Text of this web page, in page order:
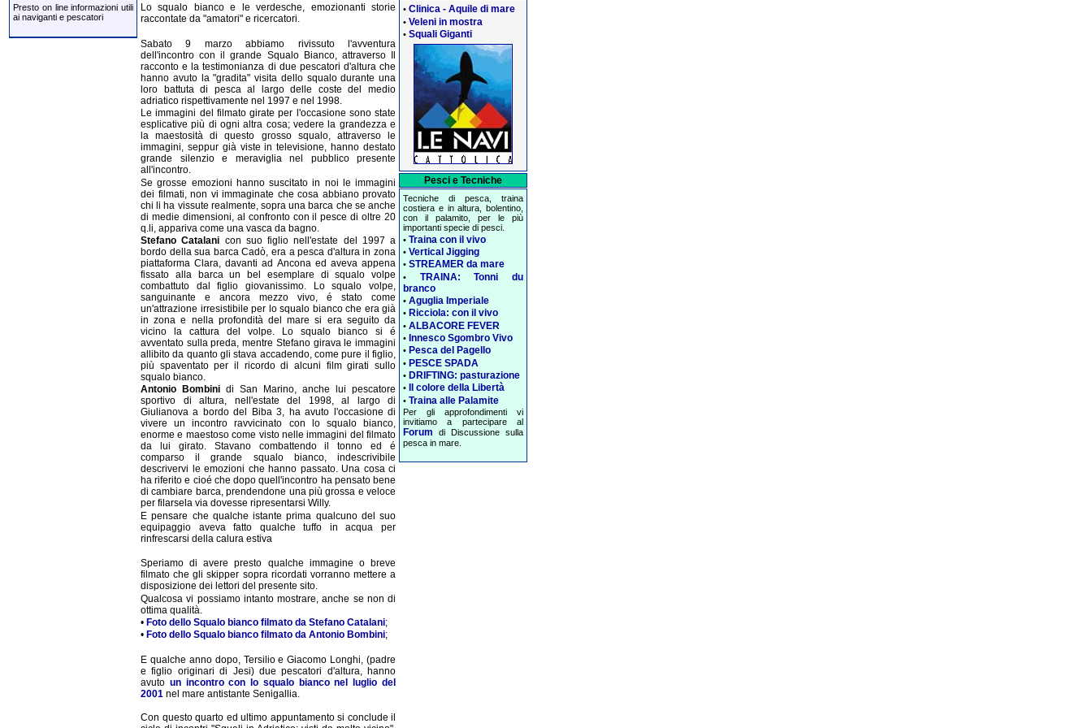
Presto on line informazioni utili
ai naviganti e pescatori
Lo squalo bianco e le verdesche, emozionanti storie
raccontate da "amatori" e ricercatori.
Sabato 9 marzo abbiamo rivissuto l'avventura
dell'incontro con il grande Squalo Bianco, attraverso Il
racconto e la testimonianza di due pescatori d'altura che
hanno avuto la "gradita" visita dello squalo durante una
loro battuta di pesca al largo delle coste del medio
adriatico rispettivamente nel 1997 e nel 1998.
Le immagini del filmato girate per l'occasione sono state
esplicative più di ogni altra cosa; vedere la grandezza e
la maestosità di questo grosso squalo, attraverso le
immagini, seppur già viste in televisione, hanno destato
grande silenzio e meraviglia nel pubblico presente
all'incontro.
Se grosse emozioni hanno suscitato in noi le immagini
dei filmati, non vi immaginate che cosa abbiano provato
chi li ha vissute realmente, sopra una barca che se anche
di medie dimensioni, al confronto con il pesce di oltre 20
q.li, appariva come una vasca da bagno.
Stefano Catalani con suo figlio nell'estate del 1997 a
bordo della sua barca Cadò, era a pesca d'altura in zona
piattaforma Clara, davanti ad Ancona ed aveva appena
fissato alla barca un bel esemplare di squalo volpe
combattuto dal figlio giovanissimo. Lo squalo volpe,
sanguinante e ancora mezzo vivo, é stato come
un'attrazione irresistibile per lo squalo bianco che era già
in zona e nella profondità del mare si era seguito da
vicino la cattura del volpe. Lo squalo bianco si é
avventato sulla preda, mentre Stefano girava le immagini
allibito da quanto gli stava accadendo, come pure il figlio,
più spaventato per il ricordo di alcuni film girati sullo
squalo bianco.
Antonio Bombini di San Marino, anche lui pescatore
sportivo di altura, nell'estate del 1998, al largo di
Giulianova a bordo del Biba 3, ha avuto l'occasione di
vivere un incontro ravvicinato con lo squalo bianco,
enorme e maestoso come visto nelle immagini del filmato
da lui girato. Stavano combattendo il tonno ed é
comparso il grande squalo bianco, indescrivibile
descrivervi le emozioni che hanno passato. Una cosa ci
ha riferito e cioé che dopo quell'incontro ha pensato bene
di cambiare barca, prendendone una più grossa e veloce
per filarsela via dovesse ripresentarsi Willy.
E pensare che qualche istante prima qualcuno del suo
equipaggio aveva fatto qualche tuffo in acqua per
rinfrescarsi della calura estiva
Speriamo di avere presto qualche immagine o breve
filmato che gli skipper sopra ricordati vorranno mettere a
disposizione dei lettori del presente sito.
Qualcosa vi possiamo intanto mostrare, anche se non di
ottima qualità.
• Foto dello Squalo bianco filmato da Stefano Catalani;
• Foto dello Squalo bianco filmato da Antonio Bombini;
E qualche anno dopo, Tersilio e Giacomo Longhi, (padre
e figlio originari di Jesi) due pescatori d'altura, hanno
avuto un incontro con lo squalo bianco nel luglio del
2001 nel mare antistante Senigallia.
Con questo quarto ed ultimo appuntamento si conclude il
• Clinica - Aquile di mare
• Veleni in mostra
• Squali Giganti
Pesci e Tecniche
Tecniche di pesca, traina
costiera e in altura, bolentino,
con il palamito, per le più
importanti specie di pesci.
• Traina con il vivo
• Vertical Jigging
• STREAMER da mare
• TRAINA: Tonni du
branco
• Aguglia Imperiale
• Ricciola: con il vivo
• ALBACORE FEVER
• Innesco Sgombro Vivo
• Pesca del Pagello
• PESCE SPADA
• DRIFTING: pasturazione
• Il colore della Libertà
• Traina alle Palamite
Per gli approfondimenti vi
invitiamo a partecipare al
Forum di Discussione sulla
pesca in mare.